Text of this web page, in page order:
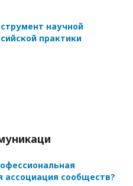
научной
практики
ассоциация сообществ?